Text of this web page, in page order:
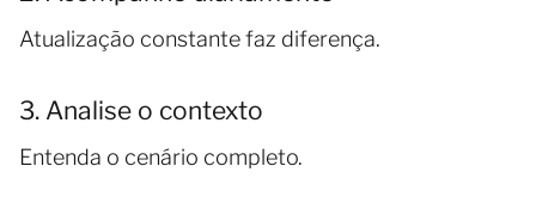
Atualização constante faz diferença.
3. Analise o contexto
Entenda o cenário completo.